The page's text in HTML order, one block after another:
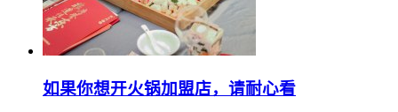
如果你想开火锅加盟店，请耐心看